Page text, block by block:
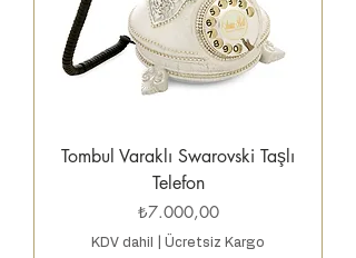
Tombul Varaklı Swarovski Taşlı
Telefon
Fiyat
₺7.000,00
KDV dahil Ücretsiz Kargo